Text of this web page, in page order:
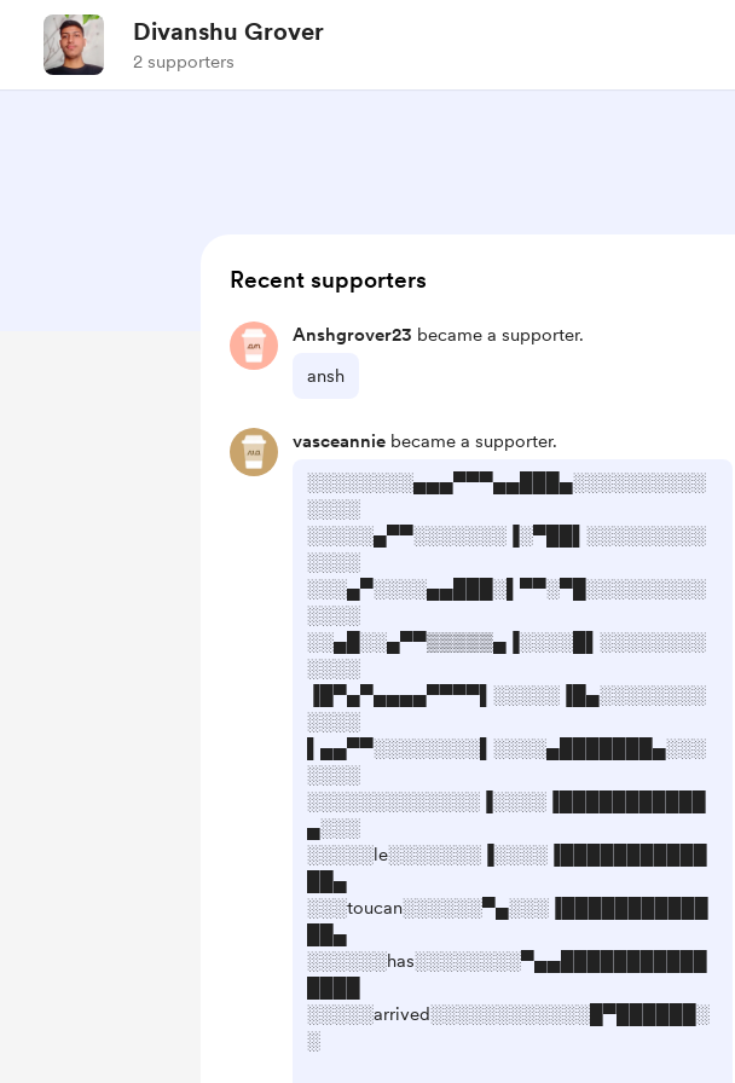
Divanshu Grover
2 supporters
Recent supporters
Anshgrover23 became a supporter.
ansh
vasceannie became a supporter.
░░░░░░░░▄▄▄▀▀▀▄▄███▄░░░░░░░░░░
░░░░
░░░░░▄▀▀░░░░░░░▐░▀██▌░░░░░░░░░
░░░░
░░░▄▀░░░░▄▄███░▌▀▀░▀█░░░░░░░░░
░░░░
░░▄█░░▄▀▀▒▒▒▒▒▄▐░░░░█▌░░░░░░░░
░░░░
▐█▀▄▀▄▄▄▄▀▀▀▀▌░░░░░▐█▄░░░░░░░░
░░░░
▌▄▄▀▀░░░░░░░░▌░░░░▄███████▄░░░
░░░░
░░░░░░░░░░░░░▐░░░░▐███████████
▄░░░
░░░░░le░░░░░░░▐░░░░▐███████████
██▄
░░░toucan░░░░░░▀▄░░░▐███████████
██▄
░░░░░░has░░░░░░░░▀▄▄███████████
░░░░░arrived░░░░░░░░░░░░█▀██████░
░